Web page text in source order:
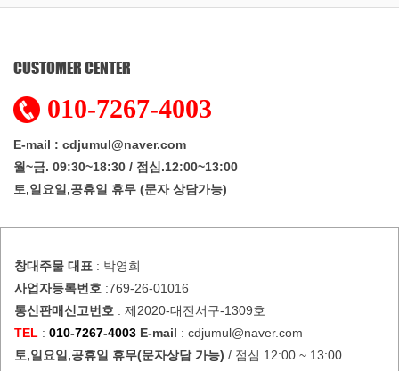
CUSTOMER CENTER
010-7267-4003
E-mail : cdjumul@naver.com
월~금. 09:30~18:30 / 점심.12:00~13:00
토,일요일,공휴일 휴무 (문자 상담가능)
창대주물 대표 : 박영희
사업자등록번호 :769-26-01016
통신판매신고번호 : 제2020-대전서구-1309호
TEL : 010-7267-4003 E-mail : cdjumul@naver.com
토,일요일,공휴일 휴무(문자상담 가능) / 점심.12:00 ~ 13:00